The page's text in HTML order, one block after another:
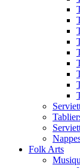
Folk Arts